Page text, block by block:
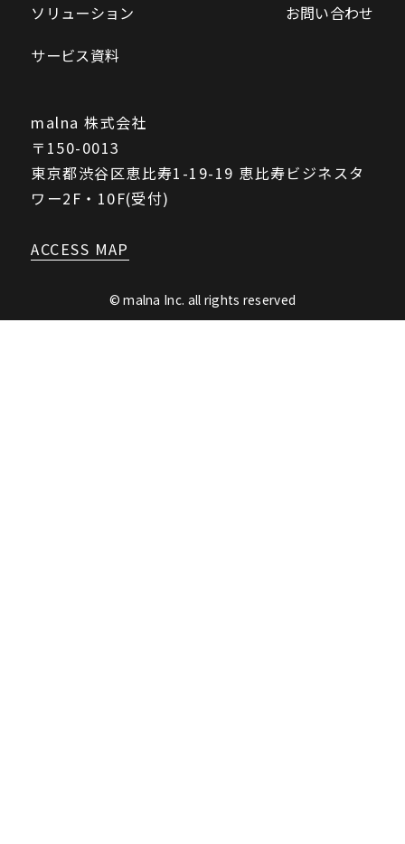
ソリューション
サービス資料
お問い合わせ
malna 株式会社
〒150-0013
東京都渋谷区恵比寿1-19-19 恵比寿ビジネスタ
ワー2F・10F(受付)
ACCESS MAP
© malna Inc. all rights reserved